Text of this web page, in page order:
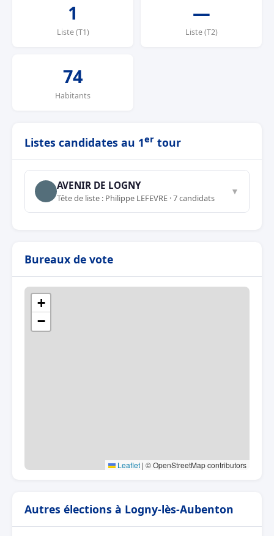
1
Liste (T1)
—
Liste (T2)
74
Habitants
Listes candidates au 1er tour
AVENIR DE LOGNY
Tête de liste : Philippe LEFEVRE · 7 candidats
▼
Bureaux de vote
+
−
Leaflet | © OpenStreetMap contributors
Autres élections à Logny-lès-Aubenton